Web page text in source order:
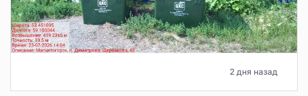
2 дня назад